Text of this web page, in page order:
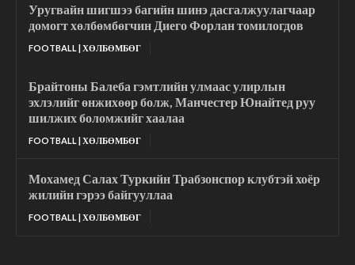
Уругвайн шигшээ багийн шинэ дасгалжуулагчаар
домогт хөлбөмбөгчин Диего Форлан томилогдов
FOOTBALL | ХӨЛБӨМБӨГ
Брайтоны Балеба гэмтлийн улмаас улирлын
эхлэлийг өнжихөөр болж, Манчестер Юнайтед руу
шилжих боломжийг хаалаа
FOOTBALL | ХӨЛБӨМБӨГ
Мохамед Салах Туркийн Трабзонспор клубтэй хоёр
жилийн гэрээ байгууллаа
FOOTBALL | ХӨЛБӨМБӨГ